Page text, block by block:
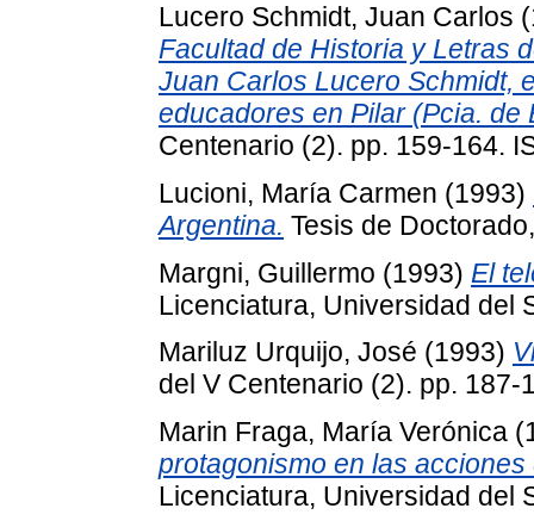
Lucero Schmidt, Juan Carlos
Facultad de Historia y Letras
Juan Carlos Lucero Schmidt,
educadores en Pilar (Pcia. de
Centenario (2). pp. 159-164.
Lucioni, María Carmen (1993)
Argentina. Tesis de
Margni, Guillermo (1993) El
Licenciatura, Universidad del
Mariluz Urquijo, José (1993)
del V Centenario (2). pp. 187-
Marin Fraga, María Verónica
protagonismo en las
Licenciatura, Universidad del